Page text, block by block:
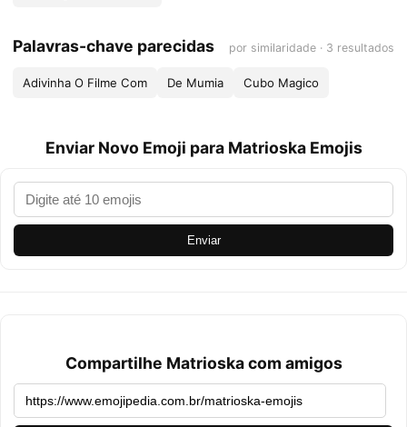
Palavras-chave parecidas por similaridade · 3 resultados
Adivinha O Filme Com De Mumia Cubo Magico
Enviar Novo Emoji para Matrioska Emojis
Enviar
Compartilhe Matrioska com amigos